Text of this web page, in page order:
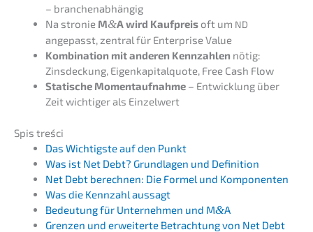
– branchenabhängig
Na stronie M&A wird Kaufpreis oft um ND
angepasst, zentral für Enter­pri­se Value
Kombi­na­ti­on mit anderen Kennzah­len nötig:
Zinsde­ckung, Eigen­ka­pi­tal­quo­te, Free Cash Flow
Stati­sche Moment­auf­nah­me – Entwick­lung über
Zeit wichti­ger als Einzelwert
Spis treści
Das Wichtigs­te auf den Punkt
Was ist Net Debt? Grund­la­gen und Definition
Net Debt berech­nen: Die Formel und Komponenten
Was die Kennzahl aussagt
Bedeu­tung für Unter­neh­men und M&A
Grenzen und erwei­ter­te Betrach­tung von Net Debt